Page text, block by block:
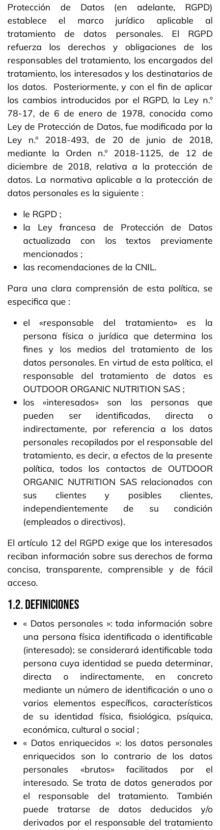
Protección de Datos (en adelante, RGPD)
establece el marco jurídico aplicable al
tratamiento de datos personales. El RGPD
refuerza los derechos y obligaciones de los
responsables del tratamiento, los encargados del
tratamiento, los interesados y los destinatarios de
los datos. Posteriormente, y con el fin de aplicar
los cambios introducidos por el RGPD, la Ley n.º
78-17, de 6 de enero de 1978, conocida como
Ley de Protección de Datos, fue modificada por la
Ley n.º 2018-493, de 20 de junio de 2018,
mediante la Orden n.º 2018-1125, de 12 de
diciembre de 2018, relativa a la protección de
datos. La normativa aplicable a la protección de
datos personales es la siguiente :
le RGPD ;
la Ley francesa de Protección de Datos
actualizada con los textos previamente
mencionados ;
las recomendaciones de la CNIL.
Para una clara comprensión de esta política, se
especifica que :
el «responsable del tratamiento» es la
persona física o jurídica que determina los
fines y los medios del tratamiento de los
datos personales. En virtud de esta política, el
responsable del tratamiento de datos es
OUTDOOR ORGANIC NUTRITION SAS ;
los «interesados» son las personas que
pueden ser identificadas, directa o
indirectamente, por referencia a los datos
personales recopilados por el responsable del
tratamiento, es decir, a efectos de la presente
política, todos los contactos de OUTDOOR
ORGANIC NUTRITION SAS relacionados con
sus clientes y posibles clientes,
independientemente de su condición
(empleados o directivos).
El artículo 12 del RGPD exige que los interesados
reciban información sobre sus derechos de forma
concisa, transparente, comprensible y de fácil
acceso.
1.2. DEFINICIONES
« Datos personales »: toda información sobre
una persona física identificada o identificable
(interesado); se considerará identificable toda
persona cuya identidad se pueda determinar,
directa o indirectamente, en concreto
mediante un número de identificación o uno o
varios elementos específicos, característicos
de su identidad física, fisiológica, psíquica,
económica, cultural o social ;
« Datos enriquecidos »: los datos personales
enriquecidos son lo contrario de los datos
personales «brutos» facilitados por el
interesado. Se trata de datos generados por
el responsable del tratamiento. También
puede tratarse de datos deducidos y/o
derivados por el responsable del tratamiento